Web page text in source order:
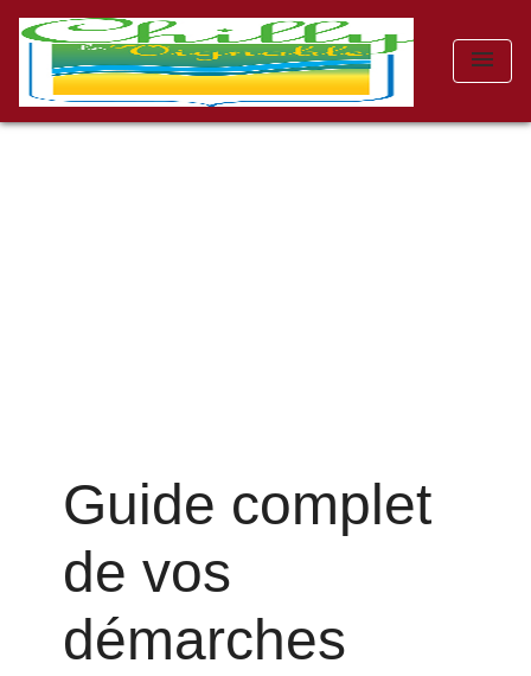
menu
Guide complet
de vos
démarches